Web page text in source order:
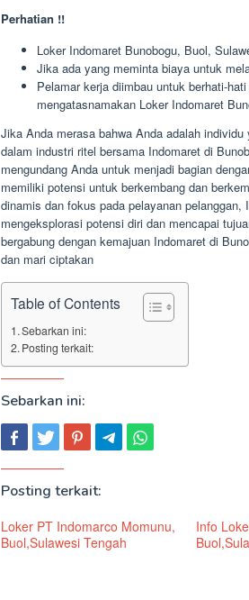
Perhatian !!
Loker Indomaret Bunobogu, Buol,
Jika ada yang meminta biaya untuk
Pelamar kerja diimbau untuk berhati-
mengatasnamakan Loker Indomaret
Jika Anda merasa bahwa Anda adalah
dalam industri ritel bersama Indomaret di
mengundang Anda untuk menjadi bagian
memiliki potensi untuk berkembang dan
dinamis dan fokus pada pelayanan
mengeksplorasi potensi diri dan mencapai
bergabung dengan kemajuan Indomaret di
dan mari ciptakan
Table of Contents
Sebarkan ini:
Posting terkait:
Sebarkan ini:
Posting terkait:
Loker PT Indomarco Momunu,
Buol,Sulawesi Tengah
Info